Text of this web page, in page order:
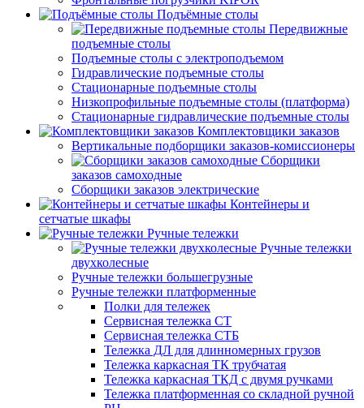
Подъёмные столы
Передвижные
подъемные столы
Подъемные столы с электроподъемом
Гидравлические подъемные столы
Стационарные подъемные столы
Низкопрофильные подъемные столы (платформа)
Стационарные гидравлические подъемные столы
Комплектовщики заказов
Вертикальные подборщики заказов-комиссионеры
Сборщики
заказов самоходные
Сборщики заказов электрические
Контейнеры и
сетчатые шкафы
Ручные тележки
Ручные тележки
двухколесные
Ручные тележки большегрузные
Ручные тележки платформенные
Полки для тележек
Сервисная тележка СТ
Сервисная тележка СТБ
Тележка ДЛ для длинномерных грузов
Тележка каркасная ТК трубчатая
Тележка каркасная ТКД с двумя ручками
Тележка платформенная со складной ручной